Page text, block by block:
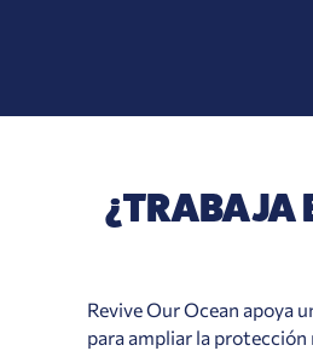
¿TRABAJA
Revive Our Ocean apoya
para ampliar la protección